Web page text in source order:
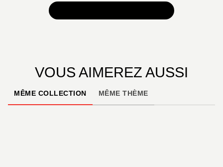
VOUS AIMEREZ AUSSI
MÊME COLLECTION MÊME THÈME